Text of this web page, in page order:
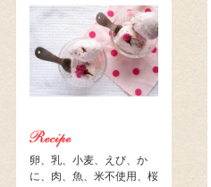
卵、乳、小麦、えび、か
に、肉、魚、米不使用、桜